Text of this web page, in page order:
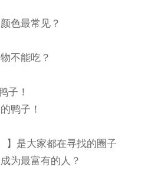
色最常见？
不能吃？
子！
鸭子！
】是大家都在寻找的圈子
为最富有的人？